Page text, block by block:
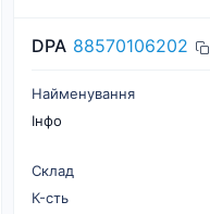
DPA 88570106202
Найменування
Інфо
Склад
К-cть